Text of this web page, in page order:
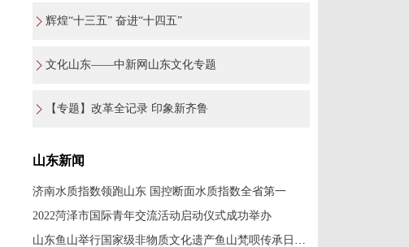
辉煌“十三五” 奋进“十四五”
文化山东——中新网山东文化专题
【专题】改革全记录 印象新齐鲁
山东新闻
济南水质指数领跑山东 国控断面水质指数全省第一
2022菏泽市国际青年交流活动启动仪式成功举办
山东鱼山举行国家级非物质文化遗产鱼山梵呗传承日活动